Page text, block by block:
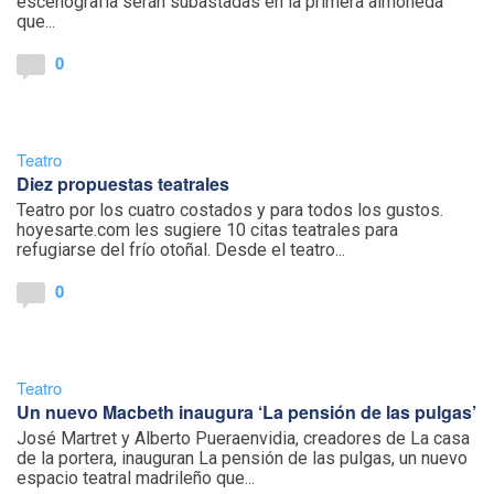
que...
0
Teatro
Diez propuestas teatrales
Teatro por los cuatro costados y para todos los gustos.
hoyesarte.com les sugiere 10 citas teatrales para
refugiarse del frío otoñal. Desde el teatro...
0
Teatro
Un nuevo Macbeth inaugura ‘La pensión de las pulgas’
José Martret y Alberto Pueraenvidia, creadores de La casa
de la portera, inauguran La pensión de las pulgas, un nuevo
espacio teatral madrileño que...